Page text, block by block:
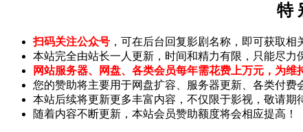
特
扫码关注公众号 ，可在后台回复影剧名称，即可获取相
本站完全由站长一人更新，时间和精力有限，只能尽力
网站服务器、网盘、各类会员每年需花费上万元，为
您的赞助将主要用于网盘扩容、服务器更新、各类付费
本站后续将更新更多丰富内容，不仅限于影视，敬请期
随着内容不断更新，本站会员赞助额度将会相应提高！